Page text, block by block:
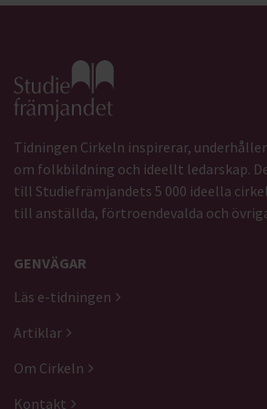
Gå till studiefrämjandets startsida
Tidningen Cirkeln inspirerar,
om folkbildning och ideellt ledarskap.
till Studiefrämjandets 5 000 ideella
till anställda, förtroendevalda och
GENVÄGAR
Läs e-tidningen
Artiklar
Om Cirkeln
Kontakt